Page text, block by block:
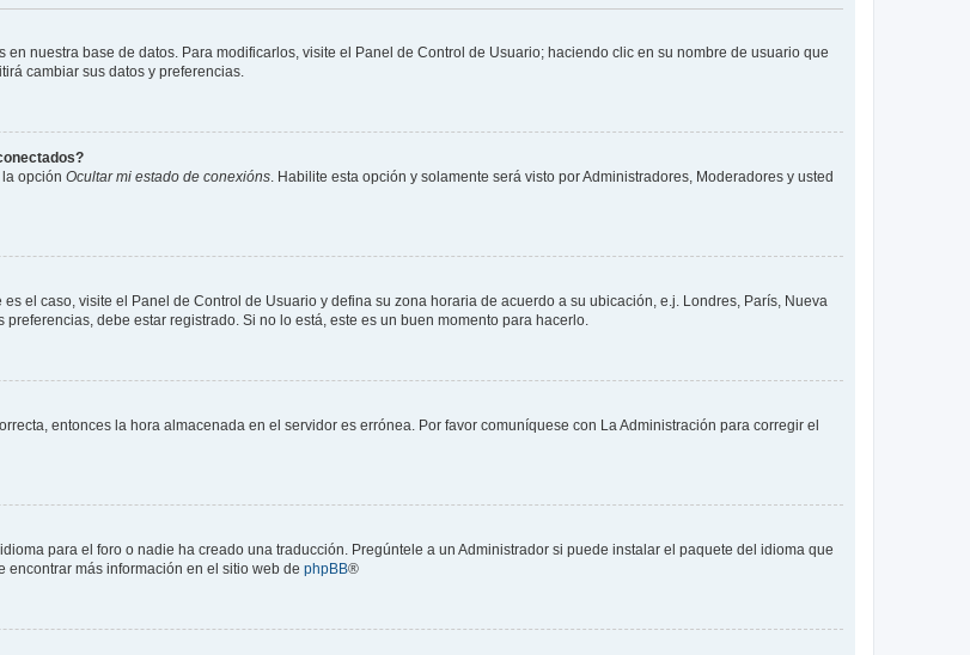
nuestra base de datos. Para modificarlos, visite el Panel de Control de Usuario; haciendo clic en su nombre de usuario que
cambiar sus datos y preferencias.
opción Ocultar mi estado de conexións. Habilite esta opción y solamente será visto por Administradores, Moderadores y usted
el caso, visite el Panel de Control de Usuario y defina su zona horaria de acuerdo a su ubicación, e.j. Londres, París, Nueva
debe estar registrado. Si no lo está, este es un buen momento para hacerlo.
entonces la hora almacenada en el servidor es errónea. Por favor comuníquese con La Administración para corregir el
para el foro o nadie ha creado una traducción. Pregúntele a un Administrador si puede instalar el paquete del idioma que
más información en el sitio web de phpBB®